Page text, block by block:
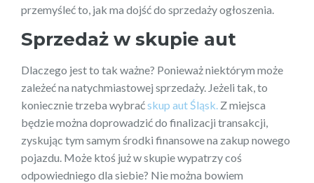
przemyśleć to, jak ma dojść do sprzedaży ogłoszenia.
Sprzedaż w skupie aut
Dlaczego jest to tak ważne? Ponieważ niektórym może
zależeć na natychmiastowej sprzedaży. Jeżeli tak, to
koniecznie trzeba wybraćskup aut Śląsk. Z miejsca
będzie można doprowadzić do finalizacji transakcji,
zyskując tym samym środki finansowe na zakup nowego
pojazdu. Może ktoś już w skupie wypatrzy coś
odpowiedniego dla siebie? Nie można bowiem